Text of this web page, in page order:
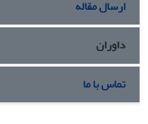
ارسال مقاله
داوران
تماس با ما